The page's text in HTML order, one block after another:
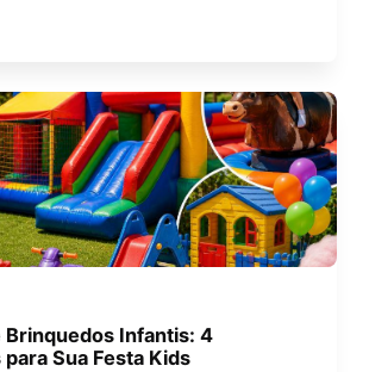
Brinquedos Infantis: 4
Sua Festa Kids